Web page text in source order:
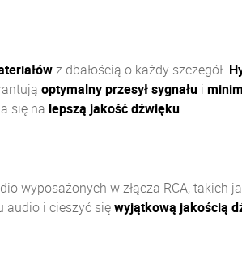
z dbałością o każdy szczegół.
optymalny przesył sygnału i
się na lepszą jakość dźwięku.
wyposażonych w złącza RCA, takich
audio i cieszyć sięwyjątkową jakością